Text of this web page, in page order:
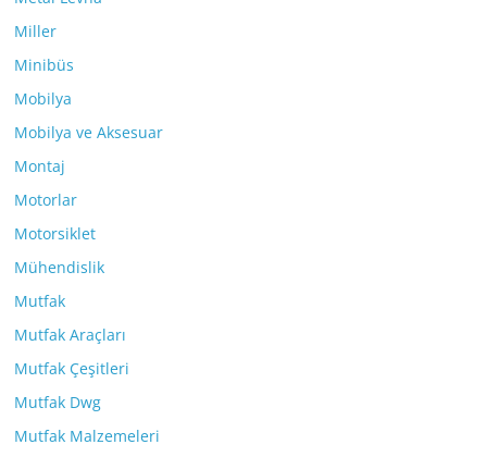
Miller
Minibüs
Mobilya
Mobilya ve Aksesuar
Montaj
Motorlar
Motorsiklet
Mühendislik
Mutfak
Mutfak Araçları
Mutfak Çeşitleri
Mutfak Dwg
Mutfak Malzemeleri